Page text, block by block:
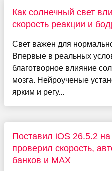
Как солнечный свет
скорость реакции и
Свет важен для
Впервые в реальных
благотворное влияние
мозга. Нейроученые
ярким и регу...
Поставил iOS 26.5.2
проверил скорость,
банков и MAX